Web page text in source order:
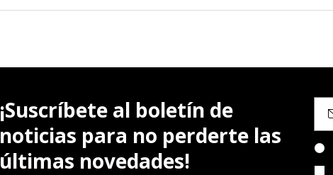
¡Suscríbete al boletín de
noticias para no perderte las
últimas novedades!